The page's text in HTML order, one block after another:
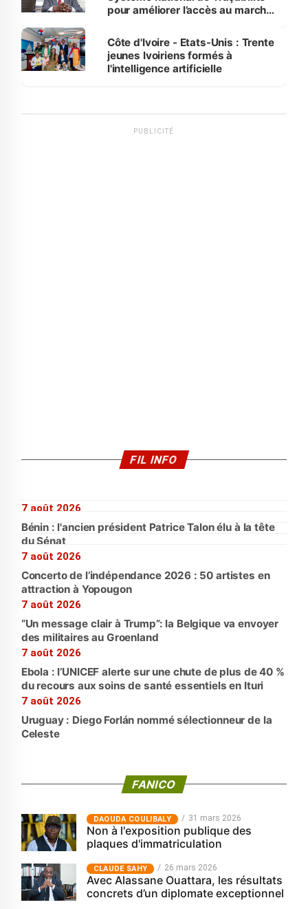
pour améliorer l’accès au marché
Côte d'Ivoire - Etats-Unis : Trente
jeunes Ivoiriens formés à
l'intelligence artificielle
PUBLICITÉ
FIL INFO
7 août 2026
Bénin : l'ancien président Patrice Talon élu à la tête
du Sénat
7 août 2026
Concerto de l’indépendance 2026 : 50 artistes en
attraction à Yopougon
7 août 2026
“Un message clair à Trump”: la Belgique va envoyer
des militaires au Groenland
7 août 2026
Ebola : l’UNICEF alerte sur une chute de plus de 40 %
du recours aux soins de santé essentiels en Ituri
7 août 2026
Uruguay : Diego Forlán nommé sélectionneur de la
Celeste
FANICO
‎DAOUDA COULIBALY 31 mars 2026
Non à l'exposition publique des
plaques d'immatriculation
CLAUDE SAHY 26 mars 2026
Avec Alassane Ouattara, les résultats
concrets d’un diplomate exceptionnel